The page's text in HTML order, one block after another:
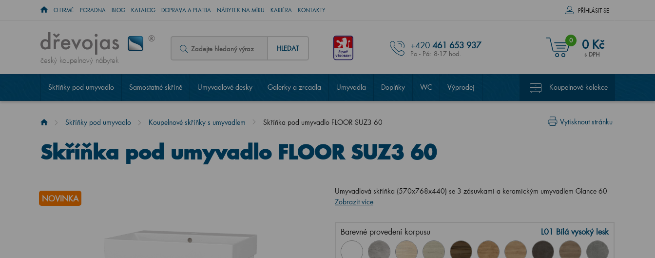
O FIRMĚ PORADNA BLOG KATALOG DOPRAVA A PLATBA NÁBYTEK NA MÍRU KARIÉRA KONTAKTY PŘÍHLÁSIT SE
český koupelnový nábytek
HLEDAT +420 461 653 937
Po - Pá: 8-17 hod.
0 0 Kč
s DPH
Skříňky pod umyvadlo Samostatné skříně Umyvadlové desky Galerky a zrcadla Umyvadla Doplňky WC Výprodej Koupelnové kolekce
Vytisknout stránku
Skříňky pod umyvadlo Koupelnové skříňky s umyvadlem Skříňka pod umyvadlo FLOOR SUZ3 60
Skříňka pod umyvadlo FLOOR SUZ3 60
NOVINKA
Umyvadlová skříňka (570x768x440) se 3 zásuvkami a keramickým umyvadlem Glance 60
Zobrazit více
Barevné provedení korpusu L01 Bílá vysoký lesk